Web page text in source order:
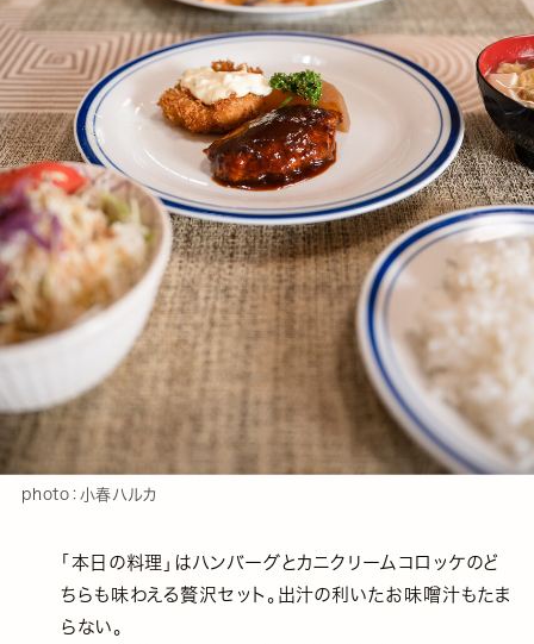
photo：小春ハルカ
「本日の料理」はハンバーグとカニクリームコロッケのど
ちらも味わえる贅沢セット。出汁の利いたお味噌汁もたま
らない。